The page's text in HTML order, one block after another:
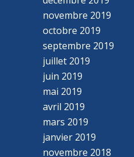
novembre 2019
octobre 2019
septembre 2019
juillet 2019
juin 2019
mai 2019
avril 2019
mars 2019
janvier 2019
novembre 2018